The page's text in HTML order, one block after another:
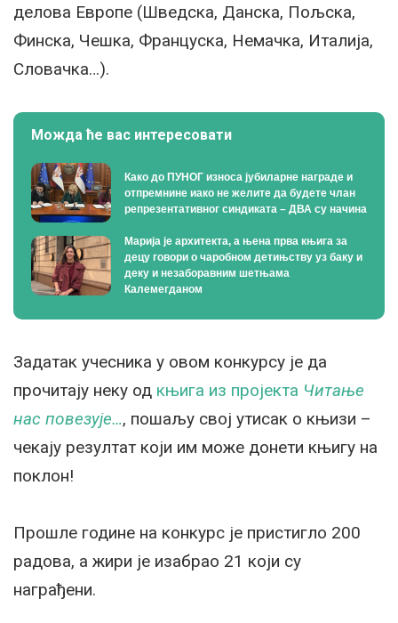
делова Европе (Шведска, Данска, Пољска,
Финска, Чешка, Француска, Немачка, Италија,
Словачка…).
Можда ће вас интересовати
Како до ПУНОГ износа јубиларне награде и
отпремнине иако не желите да будете члан
репрезентативног синдиката – ДВА су начина
Марија је архитекта, а њена прва књига за
децу говори о чаробном детињству уз баку и
деку и незаборавним шетњама
Калемегданом
Задатак учесника у овом конкурсу је да
прочитају неку од књига из пројекта Читање
нас повезује…, пошаљу свој утисак о књизи –
чекају резултат који им може донети књигу на
поклон!
Прошле године на конкурс је пристигло 200
радова, а жири је изабрао 21 који су
награђени.